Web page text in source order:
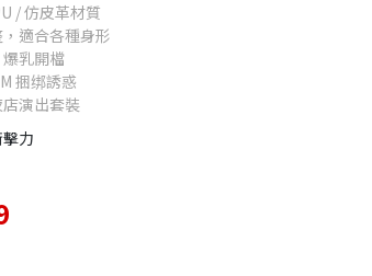
/ 仿皮革材質
適合各種身形
乳開檔
捆绑誘惑
演出套裝
力